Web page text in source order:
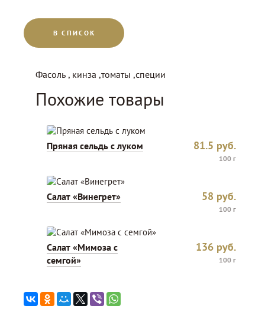
В СПИСОК
Фасоль , кинза ,томаты ,специи
Похожие товары
Пряная сельдь с луком 81.5 руб.
100 г
Салат «Винегрет» 58 руб.
100 г
Салат «Мимоза с
семгой»
136 руб.
100 г